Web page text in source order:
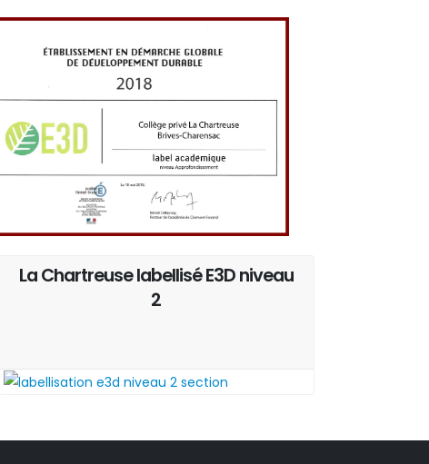
La Chartreuse labellisé E3D niveau
2